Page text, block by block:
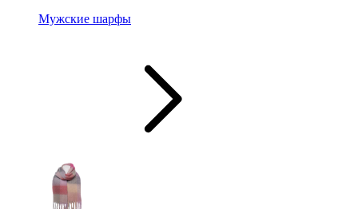
Мужские шарфы